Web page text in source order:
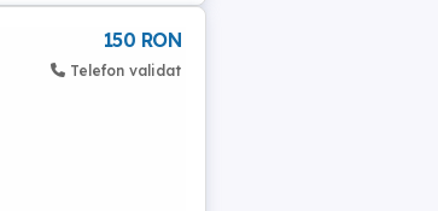
150 RON
Telefon validat